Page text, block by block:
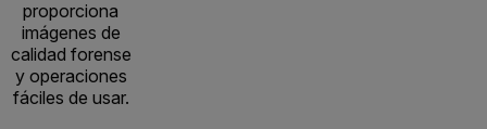
proporciona
imágenes de
calidad forense
y operaciones
fáciles de usar.